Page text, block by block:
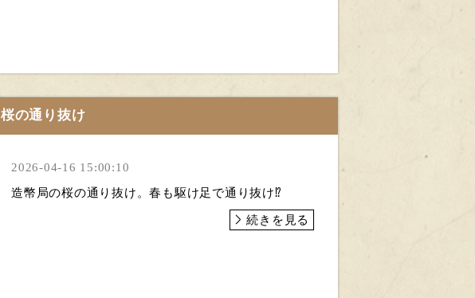
桜の通り抜け
2026-04-16 15:00:10
造幣局の桜の通り抜け。春も駆け足で通り抜け⁉︎
続きを見る